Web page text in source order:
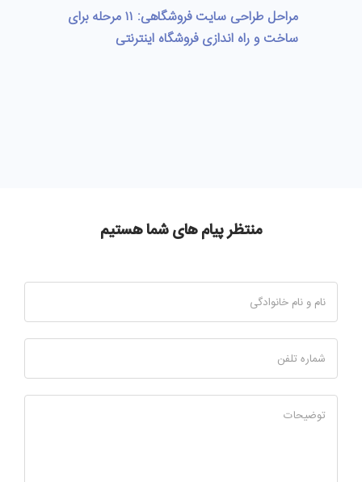
مراحل طراحی سایت فروشگاهی: ۱۱ مرحله برای
ساخت و راه اندازی فروشگاه اینترنتی
منتظر پیام های شما هستیم
نام و نام خانوادگی
شماره تلفن
توضیحات